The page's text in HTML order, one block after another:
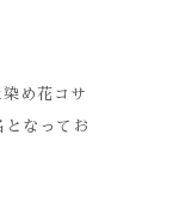
め花コサ
となってお